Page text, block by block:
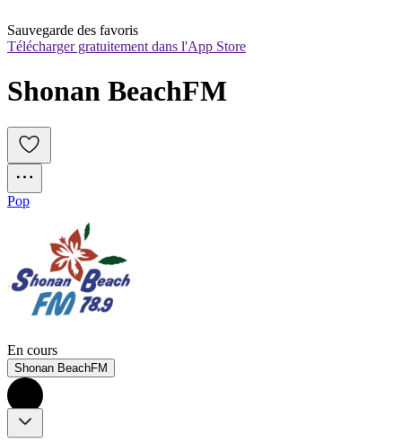
Sauvegarde des favoris
Télécharger gratuitement dans l'App Store
Shonan BeachFM
Pop
En cours
Shonan BeachFM